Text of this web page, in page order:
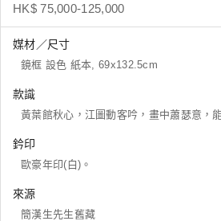
HK$ 75,000-125,000
媒材／尺寸
鏡框 設色 紙本, 69x132.5cm
款識
黃葉館秋心，江圖動客吟，畫中蕭瑟意，
鈐印
歐豪年印(白)。
來源
簡漢生先生舊藏